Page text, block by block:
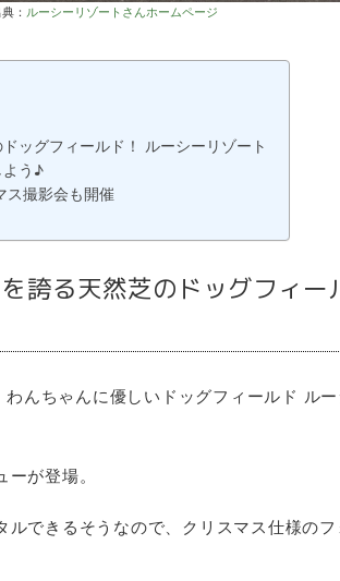
： ルーシーリゾートさんホームページ
ッグフィールド！ ルーシーリゾート
よう♪
ス撮影会も開催
誇る天然芝のドッグフィー
んちゃんに優しいドッグフィールド ル
が登場。
できるそうなので、クリスマス仕様の